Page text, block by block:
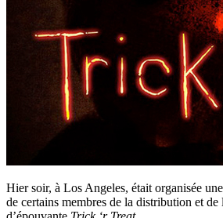
Hier soir, à Los Angeles, était organisée
de certains membres de la distribution et